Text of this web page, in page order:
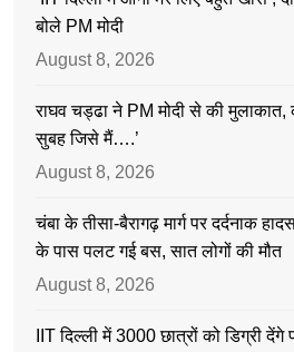
बोले PM मोदी
August 8, 2026
राघव चड्ढा ने PM मोदी से की मुलाकात,
सुबह जिसे मैं….’
August 8, 2026
चंबा के तीसा-बैरागढ़ मार्ग पर दर्दनाक
के पास पलट गई बस, सात लोगों की मौत
August 8, 2026
IIT दिल्ली में 3000 छात्रों को डिग्री देंगे